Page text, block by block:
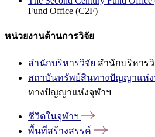
Fund Office (C2F)
หน่วยงานด้านการวิจัย
สำนักบริหารวิจัย สำนักบริหาร
สถาบันทรัพย์สินทางปัญญาแห่ง
ทางปัญญาแห่งจุฬาฯ
ชีวิตในจุฬาฯ
พื้นที่สร้างสรรค์